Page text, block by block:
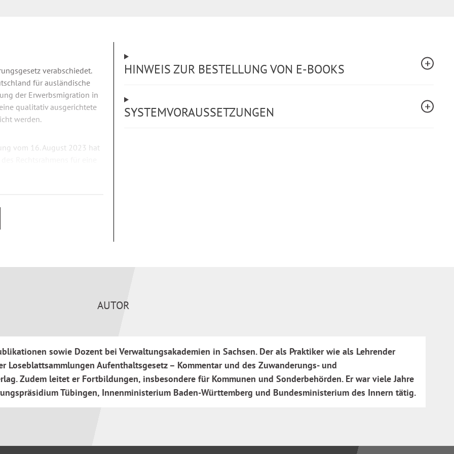
verabschiedet.
für ausländische
der Erwerbsmigration in
qualitativ ausgerichtete
werden.
vom 16. August 2023 hat
erzeugt einen
im
Bundesgebiet sowie für
Einblick in die
HINWEIS ZUR BESTELLUNG VON E-BOOKS
SYSTEMVORAUSSETZUNGEN
AUTOR
sowie Dozent bei Verwaltungsakademien in Sachsen. Der als Praktiker wie als Lehrender
Loseblattsammlungen Aufenthaltsgesetz – Kommentar und des Zuwanderungs- und
Zudem leitet er Fortbildungen, insbesondere für Kommunen und Sonderbehörden. Er war viele Jahre
Tübingen, Innenministerium Baden-Württemberg und Bundesministerium des Innern tätig.